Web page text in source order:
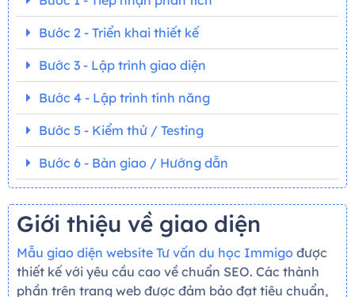
Bước 2 - Triển khai thiết kế
Bước 3 - Lập trình giao diện
Bước 4 - Lập trình tính năng
Bước 5 - Kiểm thử / Testing
Bước 6 - Bàn giao / Hướng dẫn
Giới thiệu về giao diện
Mẫu giao diện website Tư vấn du học Immigo được
thiết kế với yêu cầu cao về chuẩn SEO. Các thành
phần trên trang web được đảm bảo đạt tiêu chuẩn,